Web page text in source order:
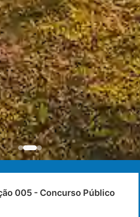
005 - Concurso Público